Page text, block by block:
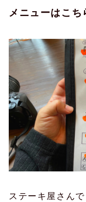
メニューはこち
ステーキ屋さん